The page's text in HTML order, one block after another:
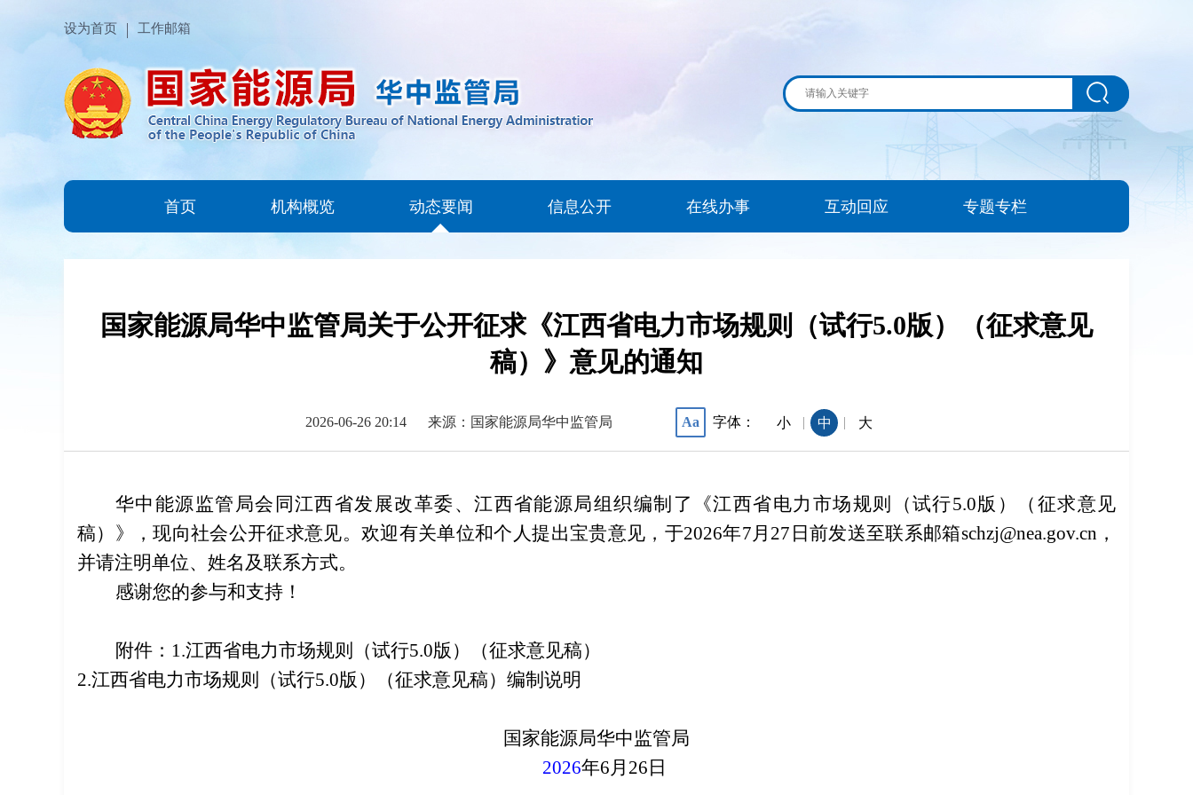
设为首页 工作邮箱
首页 机构概览 动态要闻 信息公开 在线办事 互动回应 专题专栏
国家能源局华中监管局关于公开征求《江西省电力市场规则（试行5.0版）（征求意见
稿）》意见的通知
2026-06-26 20:14 来源：国家能源局华中监管局 Aa 字体： 小 | 中 | 大
华中能源监管局会同江西省发展改革委、江西省能源局组织编制了《江西省电力市场规则（试行5.0版）（征求意见
稿）》，现向社会公开征求意见。欢迎有关单位和个人提出宝贵意见，于2026年7月 27 日前发送至联系邮箱schzj@nea.gov.cn ，
并请注明单位、姓名及联系方式。
感谢您的参与和支持！
附件： 1.江西省电力市场规则（试行5.0版）（征求意见稿）
2.江西省电力市场规则 （试行5.0版） （征求意见稿） 编制说明
国家能源局华中监管局
2026年6月 26 日